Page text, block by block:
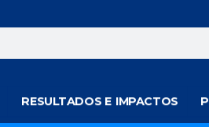
RESULTADOS E IMPACTOS